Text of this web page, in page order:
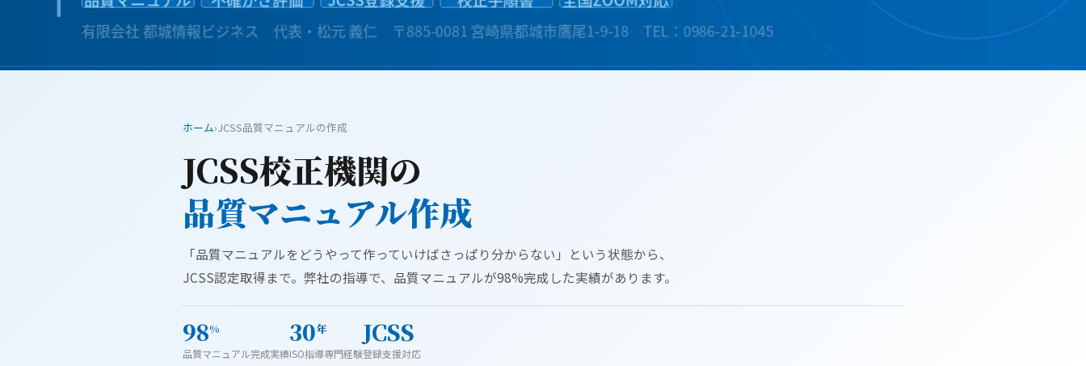
ホーム›JCSS品質マニュアルの作成
JCSS校正機関の
品質マニュアル作成
「品質マニュアルをどうやって作っていけばさっぱり分からない」という状態から、
JCSS認定取得まで。弊社の指導で、品質マニュアルが98%完成した実績があります。
98%
品質マニュアル完成実績
30年
ISO指導専門経験
JCSS
登録支援対応